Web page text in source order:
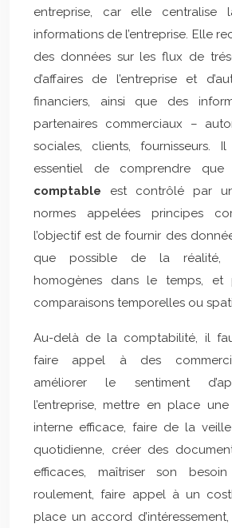
entreprise, car elle centralise
informations de l’entreprise. Elle
des données sur les flux de
d’affaires de l’entreprise et
financiers, ainsi que des
partenaires commerciaux –
sociales, clients, fournisseurs.
essentiel de comprendre
comptable est contrôlé par
normes appelées principes
l’objectif est de fournir des
que possible de la réalité,
homogènes dans le temps, et
comparaisons temporelles ou
Au-delà de la comptabilité, il
faire appel à des
améliorer le sentiment
l’entreprise, mettre en place
interne efficace, faire de la
quotidienne, créer des
efficaces, maîtriser son
roulement, faire appel à un
place un accord